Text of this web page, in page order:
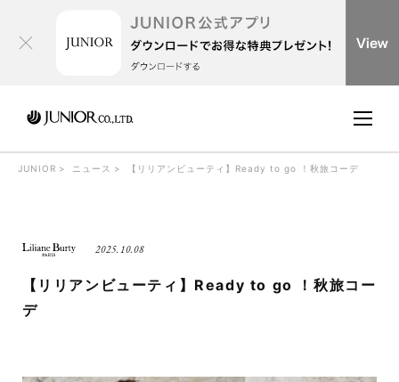
JUNIOR ニュース 【リリアンビューティ】Ready to go ！秋旅コーデ
2025.10.08
【リリアンビューティ】Ready to go ！秋旅コー
デ